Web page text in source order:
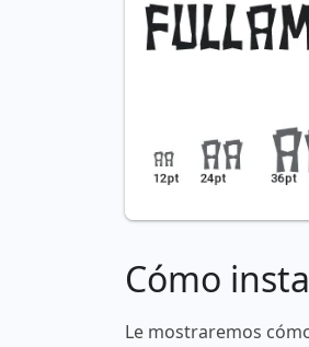
Cómo
Le mostraremos